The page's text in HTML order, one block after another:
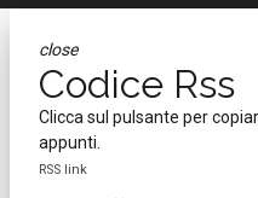
close
Codice Rss
Clicca sul pulsante per
appunti.
RSS link